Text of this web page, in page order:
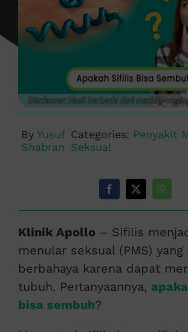
By Yusuf
Shabran
Categories: Penyakit
Seksual
Klinik Apollo – Sifilis
menular seksual (PMS)
berbahaya karena dapat
tubuh. Pertanyaannya,
bisa sembuh?